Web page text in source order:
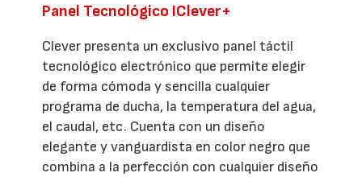
Panel Tecnológico IClever+
Clever presenta un exclusivo panel táctil
tecnológico electrónico que permite elegir
de forma cómoda y sencilla cualquier
programa de ducha, la temperatura del agua,
el caudal, etc. Cuenta con un diseño
elegante y vanguardista en color negro que
combina a la perfección con cualquier diseño